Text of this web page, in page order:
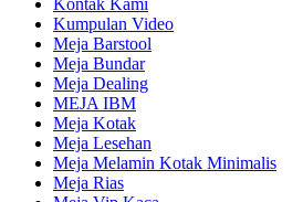
Kumpulan Video
Meja Barstool
Meja Bundar
Meja Dealing
MEJA IBM
Meja Kotak
Meja Lesehan
Meja Melamin Kotak Minimalis
Meja Rias